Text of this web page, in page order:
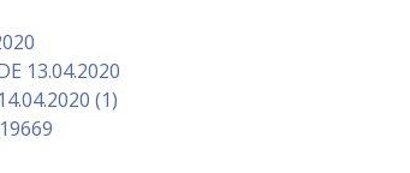
13.04.2020
(1)